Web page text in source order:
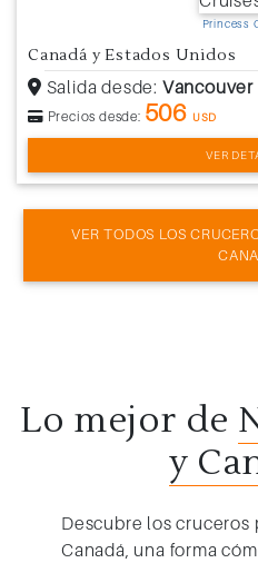
Princess
Canadá y Estados Unidos
Salida desde: Vancouver
Precios desde: 506 USD
VER
VER TODOS LOS
Lo mejor de
y
Descubre los cruceros
Canadá, una forma